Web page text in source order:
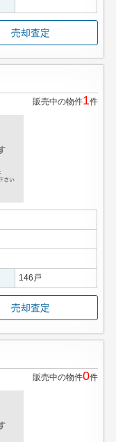
売却査定
販売中の物件1件
146戸
売却査定
販売中の物件0件